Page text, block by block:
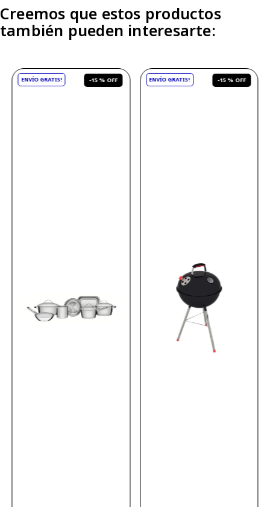
Creemos que estos productos
también pueden interesarte:
-15 % -15 %